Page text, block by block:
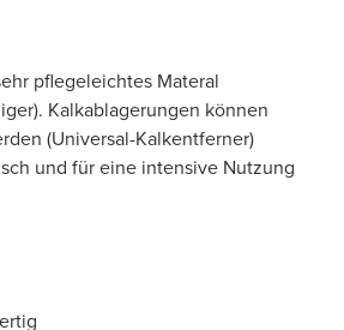
pflegeleichtes Materal
Kalkablagerungen können
(Universal-Kalkentferner)
und für eine intensive Nutzung